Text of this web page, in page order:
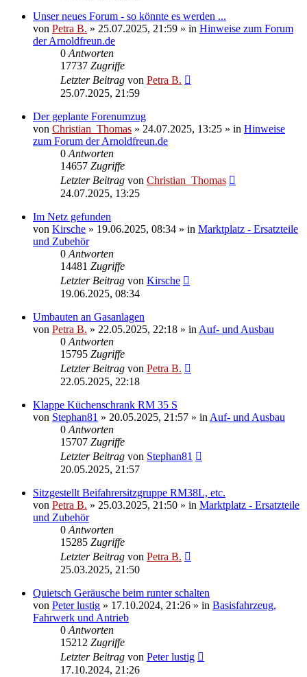
Unser neues Forum - so könnte es werden ...
von Petra B. » 25.07.2025, 21:59 » in Hinweise zum Forum
der Arnoldfreun.de
0Antworten
17737 Zugriffe
Letzter Beitrag von Petra B.
25.07.2025, 21:59
Der geplante Forenumzug
von Christian_Thomas » 24.07.2025, 13:25 » in Hinweise
zum Forum der Arnoldfreun.de
0Antworten
14657 Zugriffe
Letzter Beitrag von Christian_Thomas
24.07.2025, 13:25
Im Netz gefunden
von Kirsche » 19.06.2025, 08:34 » in Marktplatz - Ersatzteile
und Zubehör
0Antworten
14481 Zugriffe
Letzter Beitrag von Kirsche
19.06.2025, 08:34
Umbauten an Gasanlagen
von Petra B. » 22.05.2025, 22:18 » inAuf- und Ausbau
0Antworten
15795 Zugriffe
Letzter Beitrag von Petra B.
22.05.2025, 22:18
Klappe Küchenschrank RM 35 S
von Stephan81 » 20.05.2025, 21:57 » inAuf- und Ausbau
0Antworten
15707 Zugriffe
Letzter Beitrag von Stephan81
20.05.2025, 21:57
Sitzgestellt Beifahrersitzgruppe RM38L, etc.
von Petra B. » 25.03.2025, 21:50 » in Marktplatz - Ersatzteile
und Zubehör
0Antworten
15285 Zugriffe
Letzter Beitrag von Petra B.
25.03.2025, 21:50
Quietsch Geräusche beim runter schalten
von Peter lustig » 17.10.2024, 21:26 » in Basisfahrzeug,
Fahrwerk und Antrieb
0Antworten
15212 Zugriffe
Letzter Beitrag von Peter lustig
17.10.2024, 21:26